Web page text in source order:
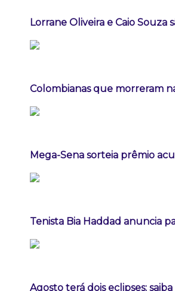
Lorrane Oliveira e Caio Souza
Colombianas que morreram
Mega-Sena sorteia prêmio
Tenista Bia Haddad anuncia
Agosto terá dois eclipses;